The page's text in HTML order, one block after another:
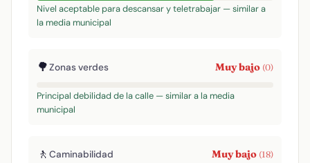
Nivel aceptable para descansar y teletrabajar — similar a
la media municipal
🌳Zonas verdes Muy bajo (0)
Principal debilidad de la calle — similar a la media
municipal
🚶 Caminabilidad Muy bajo (18)